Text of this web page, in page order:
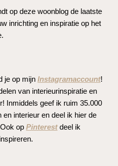
op deze woonblog de laatste
inrichting en inspiratie op het
je op mijn Instagramaccount!
van interieurinspiratie en
Inmiddels geef ik ruim 35.000
en interieur en deel ik hier de
op Pinterestdeel ik